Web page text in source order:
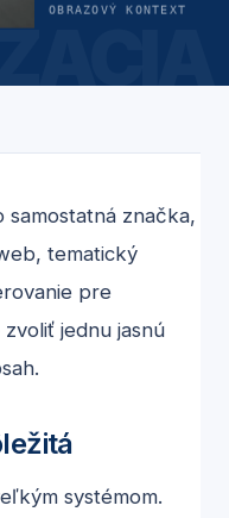
OBRAZOVÝ KONTEXT
samostatná značka,
tematický
pre
jednu jasnú
systémom.